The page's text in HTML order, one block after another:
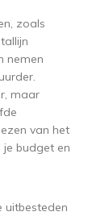
zoals
nemen
maar
van het
budget en
uitbesteden